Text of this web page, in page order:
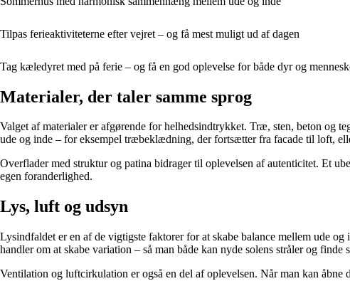
Tilpas ferieaktiviteterne efter vejret – og få mest muligt ud af dagen
Tag kæledyret med på ferie – og få en god oplevelse for både dyr og
Materialer, der taler samme sprog
Valget af materialer er afgørende for helhedsindtrykket. Træ, sten, beton og
ude og inde – for eksempel træbeklædning, der fortsætter fra facade til loft,
Overflader med struktur og patina bidrager til oplevelsen af autenticitet. Et
egen foranderlighed.
Lys, luft og udsyn
Lysindfaldet er en af de vigtigste faktorer for at skabe balance mellem ude
handler om at skabe variation – så man både kan nyde solens stråler og finde
Ventilation og luftcirkulation er også en del af oplevelsen. Når man kan